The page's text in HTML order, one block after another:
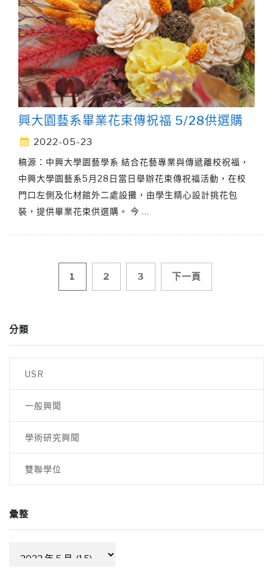
興大園藝系畢業花束傳祝福 5/28供選購
2022-05-23
稿源：中興大學園藝學系 結合花藝專業與傳遞離校祝福，
中興大學園藝系5月28日當日舉辦花束傳祝福活動，在校
門口左側及化材館外二處設攤，由學生精心設計挑花包
裝，提供畢業花束供選購。 今 …
導
覽
1 2 3 下一頁
分類
USR
一般興聞
學術研究興聞
雙聯學位
彙整